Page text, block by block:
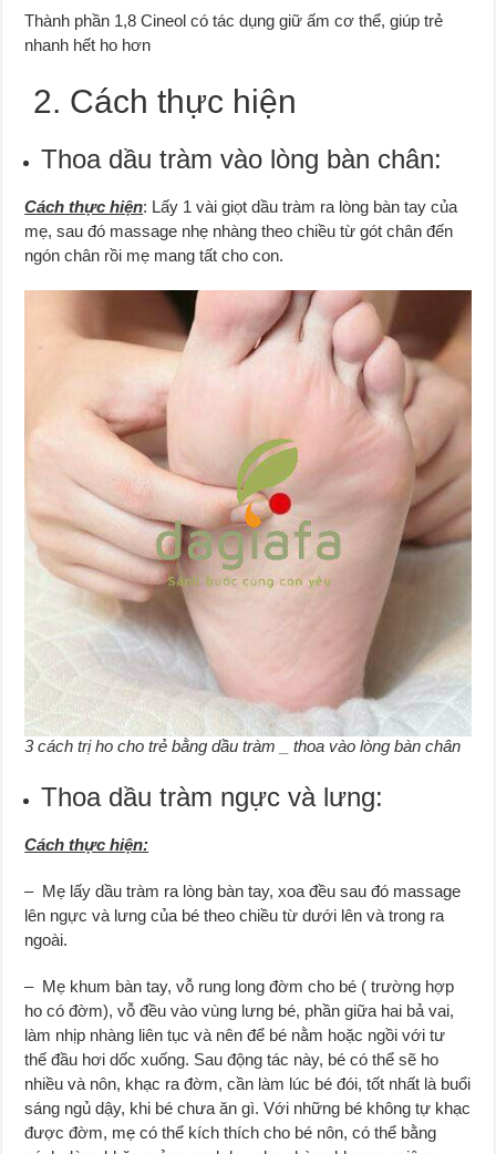
Thành phần 1,8 Cineol có tác dụng giữ ấm cơ thể, giúp trẻ
nhanh hết ho hơn
2. Cách thực hiện
Thoa dầu tràm vào lòng bàn chân:
Cách thực hiện: Lấy 1 vài giọt dầu tràm ra lòng bàn tay của
mẹ, sau đó massage nhẹ nhàng theo chiều từ gót chân đến
ngón chân rồi mẹ mang tất cho con.
3 cách trị ho cho trẻ bằng dầu tràm _ thoa vào lòng bàn chân
Thoa dầu tràm ngực và lưng:
Cách thực hiện:
– Mẹ lấy dầu tràm ra lòng bàn tay, xoa đều sau đó massage
lên ngực và lưng của bé theo chiều từ dưới lên và trong ra
ngoài.
– Mẹ khum bàn tay, vỗ rung long đờm cho bé ( trường hợp
ho có đờm), vỗ đều vào vùng lưng bé, phần giữa hai bả vai,
làm nhịp nhàng liên tục và nên để bé nằm hoặc ngồi với tư
thế đầu hơi dốc xuống. Sau động tác này, bé có thể sẽ ho
nhiều và nôn, khạc ra đờm, cần làm lúc bé đói, tốt nhất là buổi
sáng ngủ dậy, khi bé chưa ăn gì. Với những bé không tự khạc
được đờm, mẹ có thể kích thích cho bé nôn, có thể bằng